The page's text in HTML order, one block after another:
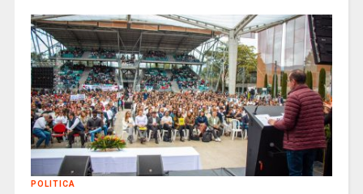
POLITICA